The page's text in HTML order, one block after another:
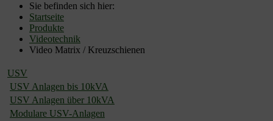
Sie befinden sich hier:
Startseite
Produkte
Videotechnik
Video Matrix / Kreuzschienen
USV
USV Anlagen bis 10kVA
USV Anlagen über 10kVA
Modulare USV-Anlagen